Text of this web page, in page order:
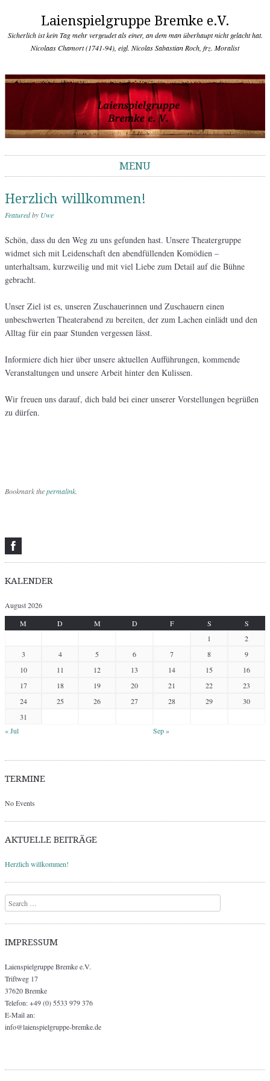
Laienspielgruppe Bremke e.V.
Sicherlich ist kein Tag mehr vergeudet als einer, an dem man überhaupt nicht gelacht hat.
Nicolaas Chamort (1741-94), eigl. Nicolas Sabastian Roch, frz. Moralist
MENU
Herzlich willkommen!
Featuredby Uwe
Schön, dass du den Weg zu uns gefunden hast. Unsere Theatergruppe
widmet sich mit Leidenschaft den abendfüllenden Komödien –
unterhaltsam, kurzweilig und mit viel Liebe zum Detail auf die Bühne
gebracht.
Unser Ziel ist es, unseren Zuschauerinnen und Zuschauern einen
unbeschwerten Theaterabend zu bereiten, der zum Lachen einlädt und den
Alltag für ein paar Stunden vergessen lässt.
Informiere dich hier über unsere aktuellen Aufführungen, kommende
Veranstaltungen und unsere Arbeit hinter den Kulissen.
Wir freuen uns darauf, dich bald bei einer unserer Vorstellungen begrüßen
zu dürfen.
Bookmark thepermalink.
KALENDER
August 2026
M
D M D F S S
« Jul Sep »
1
2
3
4 5 6 7 8
9
10
11 12 13 14 15
16
17
18 19 20 21 22
23
24
25 26 27 28 29
30
31
TERMINE
No Events
AKTUELLE BEITRÄGE
Herzlich willkommen!
Search
IMPRESSUM
Laienspielgruppe Bremke e.V.
Triftweg 17
37620 Bremke
Telefon: +49 (0) 5533 979 376
E-Mail an:
info@laienspielgruppe-bremke.de